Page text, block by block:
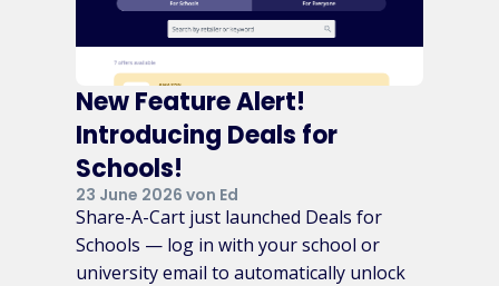
New Feature Alert!
Introducing Deals for
Schools!
23 June 2026 von Ed
Share-A-Cart just launched Deals for
Schools — log in with your school or
university email to automatically unlock